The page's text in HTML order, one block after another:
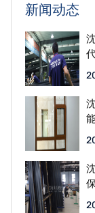
新闻动态